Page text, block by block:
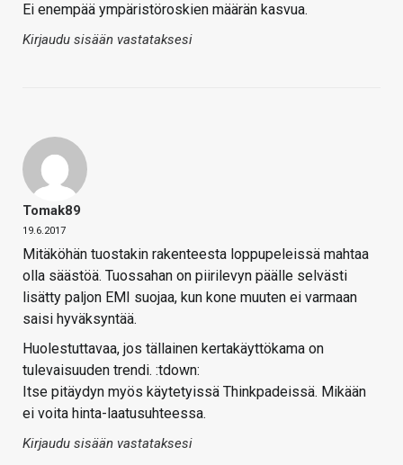
Ei enempää ympäristöroskien määrän kasvua.
Kirjaudu sisään vastataksesi
Tomak89
19.6.2017
Mitäköhän tuostakin rakenteesta loppupeleissä mahtaa
olla säästöä. Tuossahan on piirilevyn päälle selvästi
lisätty paljon EMI suojaa, kun kone muuten ei varmaan
saisi hyväksyntää.
Huolestuttavaa, jos tällainen kertakäyttökama on
tulevaisuuden trendi. :tdown:
Itse pitäydyn myös käytetyissä Thinkpadeissä. Mikään
ei voita hinta-laatusuhteessa.
Kirjaudu sisään vastataksesi